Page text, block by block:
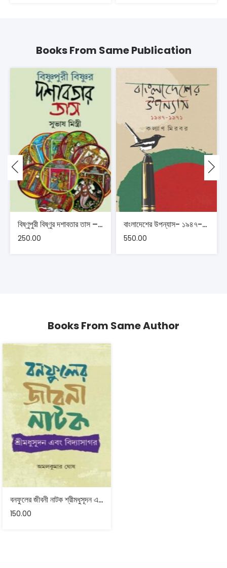
Books From Same Publication
বিষ্ণুপুরী বিষ্ণুর দশাবতার তাস – সুভাষ মিস্ত্রী
250.00
বাংলাদেশের উপন্যাস- ১৯৪৭-১৯৭১
550.00
Books From Same Author
বনফুলের জীবনী নাটক শ্রীমধুসূদন এবং বিদ্যাসাগর – অমলকুমার ঘোষ
150.00